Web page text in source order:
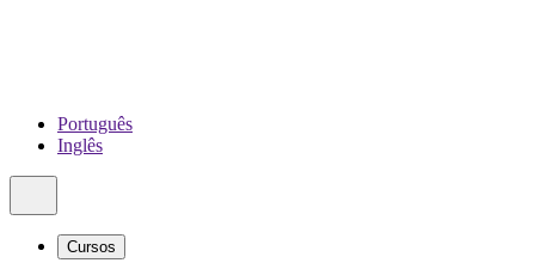
Português
Inglês
Cursos